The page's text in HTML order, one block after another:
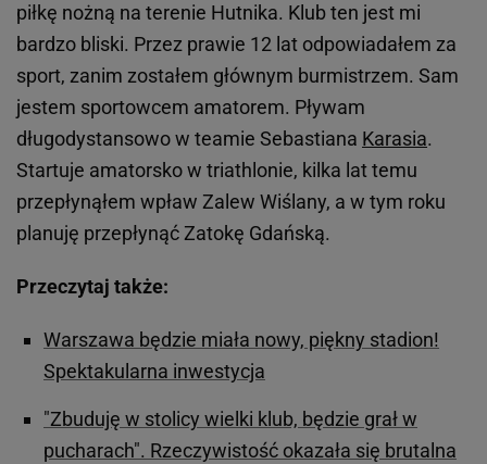
piłkę nożną na terenie Hutnika. Klub ten jest mi
bardzo bliski. Przez prawie 12 lat odpowiadałem za
sport, zanim zostałem głównym burmistrzem. Sam
jestem sportowcem amatorem. Pływam
długodystansowo w teamie Sebastiana Karasia.
Startuje amatorsko w triathlonie, kilka lat temu
przepłynąłem wpław Zalew Wiślany, a w tym roku
planuję przepłynąć Zatokę Gdańską.
Przeczytaj także:
Warszawa będzie miała nowy, piękny stadion!
Spektakularna inwestycja
"Zbuduję w stolicy wielki klub, będzie grał w
pucharach". Rzeczywistość okazała się brutalna